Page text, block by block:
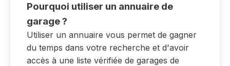
Pourquoi utiliser un annuaire de
garage ?
Utiliser un annuaire vous permet de gagner
du temps dans votre recherche et d'avoir
accès à une liste vérifiée de garages de